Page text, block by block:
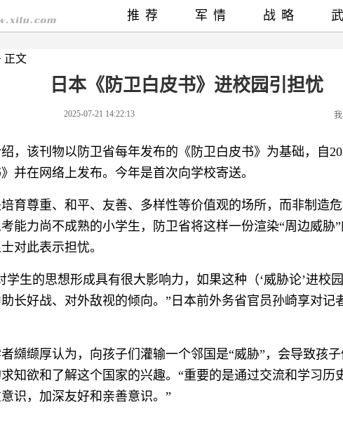
正文
日本《防卫白皮书》进校园引担忧
2025-07-21 14:22:13
，该刊物以防卫省每年发布的《防卫白皮书》为基础，自
并在网络上发布。今年是首次向学校寄送。
育尊重、和平、友善、多样性等价值观的场所，而非制造
能力尚不成熟的小学生，防卫省将这样一份渲染“周边威胁
对此表示担忧。
学生的思想形成具有很大影响力，如果这种（‘威胁论’进校
长好战、对外敌视的倾向。”日本前外务省官员孙崎享对记
纐缬厚认为，向孩子们灌输一个邻国是“威胁”，会导致孩
知欲和了解这个国家的兴趣。“重要的是通过交流和学习历
识，加深友好和亲善意识。”
推荐 军情 战略